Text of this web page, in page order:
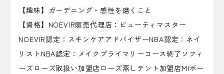
【趣味】ガーデニング・感性を磨くこと
【資格】NOEVIR販売代理店：ビューティマスター
NOEVIR認定：スキンケアアドバイザーNBA認定：ネイ
リストNBA認定：メイクプライマリーコース終了ソフィ
ーズローズ取扱い加盟店ローズ蒸しテント加盟店MIボー